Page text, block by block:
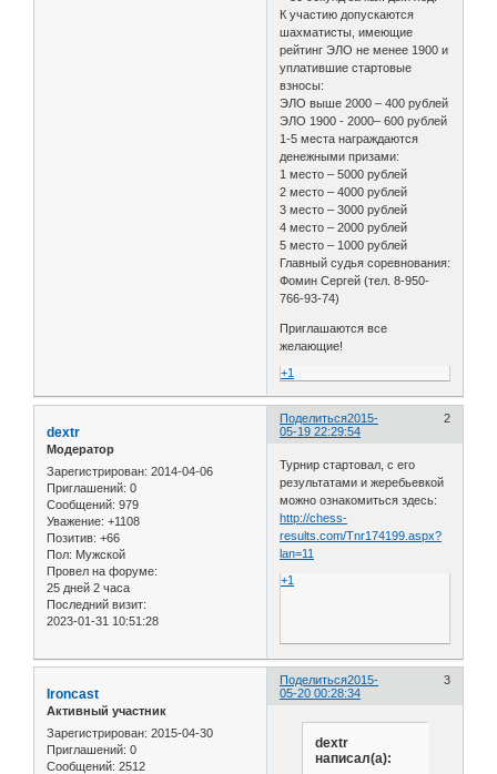
К участию допускаются
шахматисты, имеющие
рейтинг ЭЛО не менее 1900 и
уплатившие стартовые
взносы:
ЭЛО выше 2000 – 400 рублей
ЭЛО 1900 - 2000– 600 рублей
1-5 места награждаются
денежными призами:
1 место – 5000 рублей
2 место – 4000 рублей
3 место – 3000 рублей
4 место – 2000 рублей
5 место – 1000 рублей
Главный судья соревнования:
Фомин Сергей (тел. 8-950-
766-93-74)
Приглашаются все
желающие!
+1
Поделиться 2
2015-
05-19 22:29:54
dextr
Модератор
Зарегистрирован: 2014-04-06
Приглашений: 0
Сообщений: 979
Уважение: +1108
Позитив: +66
Пол: Мужской
Провел на форуме:
25 дней 2 часа
Последний визит:
2023-01-31 10:51:28
Турнир стартовал, с его
результатами и жеребьевкой
можно ознакомиться здесь:
http://chess-
results.com/Tnr174199.aspx?
lan=11
+1
Поделиться 3
2015-
05-20 00:28:34
Ironcast
Активный участник
Зарегистрирован: 2015-04-30
Приглашений: 0
Сообщений: 2512
dextr
написал(а):